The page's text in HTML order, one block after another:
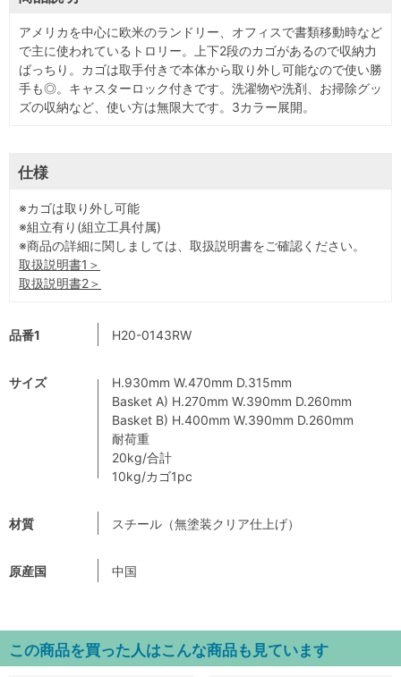
品番1 H20-0143RW
サイズ
H.930mm W.470mm D.315mm
Basket A) H.270mm W.390mm D.260mm
Basket B) H.400mm W.390mm D.260mm
耐荷重
20kg/合計
10kg/カゴ1pc
材質 スチール（無塗装クリア仕上げ）
原産国 中国
アメリカを中心に欧米のランドリー、オフィスで書類移動時など
で主に使われているトロリー。上下2段のカゴがあるので収納力
ばっちり。カゴは取手付きで本体から取り外し可能なので使い勝
手も◎。キャスターロック付きです。洗濯物や洗剤、お掃除グッ
ズの収納など、使い方は無限大です。3カラー展開。
仕様
※カゴは取り外し可能
※組立有り(組立工具付属)
※商品の詳細に関しましては、取扱説明書をご確認ください。
取扱説明書1＞
取扱説明書2＞
この商品を買った人はこんな商品も見ています